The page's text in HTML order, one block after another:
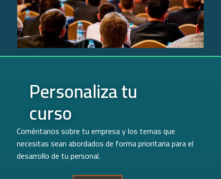
Personaliza tu
curso
Coméntanos sobre tu empresa y los temas que
necesitas sean abordados de forma prioritaria para el
desarrollo de tu personal.